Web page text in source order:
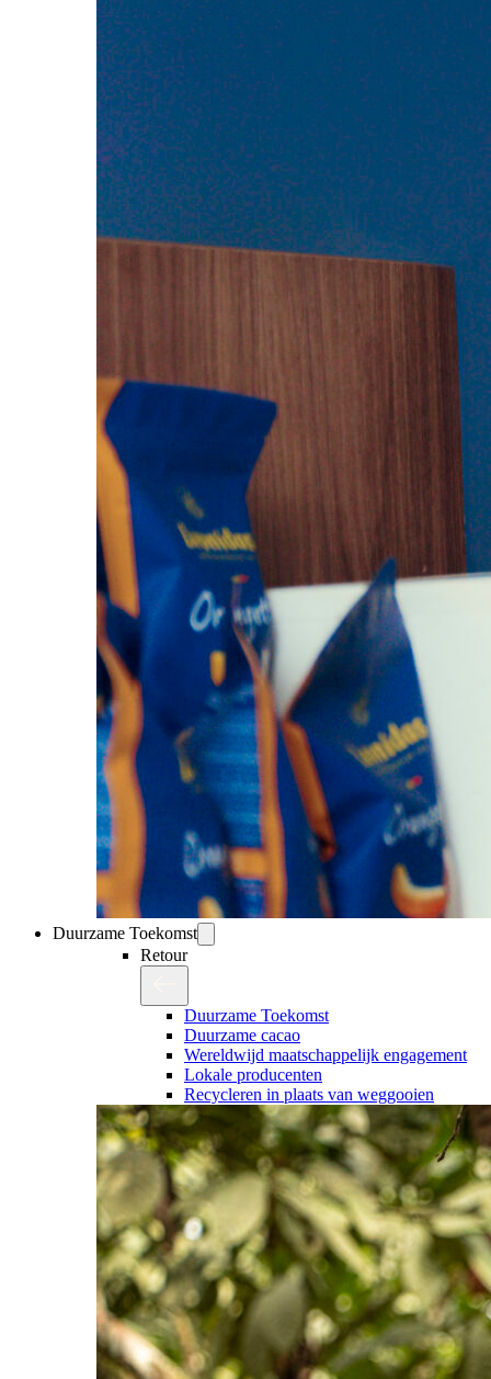
Duurzame Toekomst
Retour
Duurzame Toekomst
Duurzame cacao
Wereldwijd maatschappelijk engagement
Lokale producenten
Recycleren in plaats van weggooien